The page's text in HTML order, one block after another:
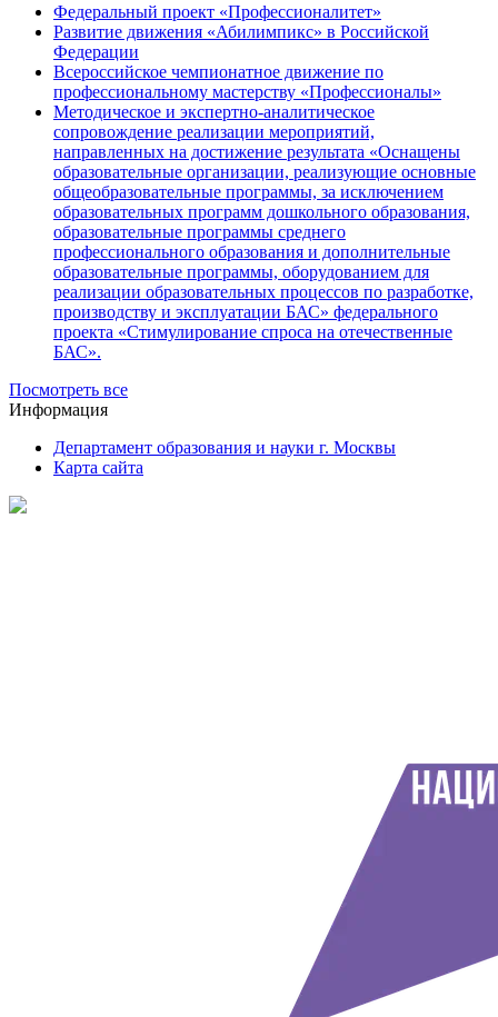
Федеральный проект «Профессионалитет»
Развитие движения «Абилимпикс» в Российской
Федерации
Всероссийское чемпионатное движение по
профессиональному мастерству «Профессионалы»
Методическое и экспертно-аналитическое
сопровождение реализации мероприятий,
направленных на достижение результата «Оснащены
образовательные организации, реализующие основные
общеобразовательные программы, за исключением
образовательных программ дошкольного образования,
образовательные программы среднего
профессионального образования и дополнительные
образовательные программы, оборудованием для
реализации образовательных процессов по разработке,
производству и эксплуатации БАС» федерального
проекта «Стимулирование спроса на отечественные
БАС».
Посмотреть все
Информация
Департамент образования и науки г. Москвы
Карта сайта